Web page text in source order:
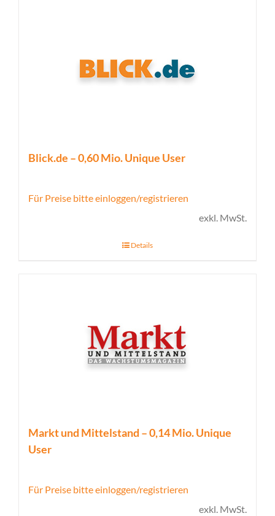
Blick.de – 0,60 Mio. Unique User
Für Preise bitte einloggen/registrieren
exkl. MwSt.
Details
Markt und Mittelstand – 0,14 Mio. Unique
User
Für Preise bitte einloggen/registrieren
exkl. MwSt.